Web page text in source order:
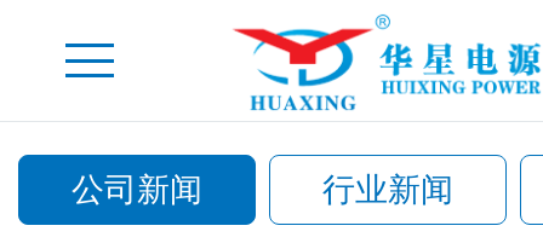
公司新闻 行业新闻